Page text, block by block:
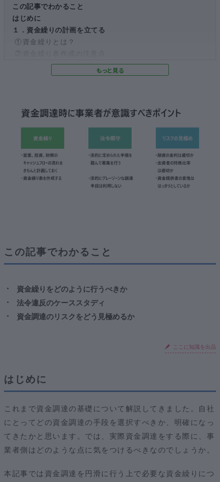
この記事でわかること
はじめに
１．資金繰りの計画を立てる
①資金繰りとは？
２．法令違反をしていないか確認する
①違法ケース１：資金調達の募集を公に行ってしまった
３．資金調達のリスクを見極める
４．まとめ
おわりに
この記事でわかること
資金繰りをどのように行うべきか
法令違反のケーススタディ
資金調達のリスクをどう見極めるか
ここに知識を出品
はじめに
これまで資金調達の基礎について解説してきました。自社
にとってどの資金調達の手段を選択すべきか、明確になっ
てきたかと思います。では、実際資金調達をする際に、事
業者側はどのような点に気をつけるべきなのでしょうか。
本記事では資金調達を円滑に行う上で必要な資金繰りにつ